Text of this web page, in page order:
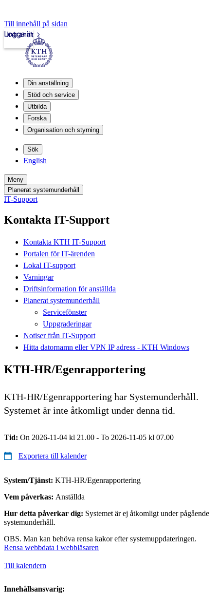
Till innehåll på sidan
Intranät
Logga in
Din anställning
Stöd och service
Utbilda
Forska
Organisation och styrning
Sök
English
Meny
Planerat systemunderhåll
IT-Support
Kontakta IT-Support
Kontakta KTH IT-Support
Portalen för IT-ärenden
Lokal IT-support
Varningar
Driftsinformation för anställda
Planerat systemunderhåll
Servicefönster
Uppgraderingar
Notiser från IT-Support
Hitta datornamn eller VPN IP adress - KTH Windows
KTH-HR/Egenrapportering
KTH-HR/Egenrapportering har Systemunderhåll.
Systemet är inte åtkomligt under denna tid.
Tid: On 2026-11-04 kl 21.00 - To 2026-11-05 kl 07.00
Exportera till kalender
System/Tjänst: KTH-HR/Egenrapportering
Vem påverkas: Anställda
Hur detta påverkar dig: Systemet är ej åtkomligt under pågående
systemunderhåll.
OBS. Man kan behöva rensa kakor efter systemuppdateringen.
Rensa webbdata i webbläsaren
Till kalendern
Innehållsansvarig: